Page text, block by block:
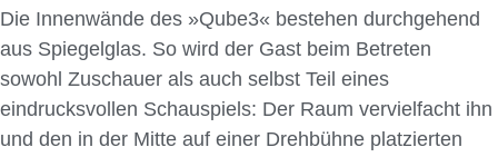
Die Innenwände des »Qube3« bestehen durchgehend
aus Spiegelglas. So wird der Gast beim Betreten
sowohl Zuschauer als auch selbst Teil eines
eindrucksvollen Schauspiels: Der Raum vervielfacht ihn
und den in der Mitte auf einer Drehbühne platzierten